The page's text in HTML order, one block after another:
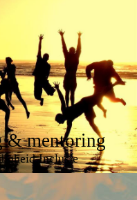
& mentoring
Inclusie